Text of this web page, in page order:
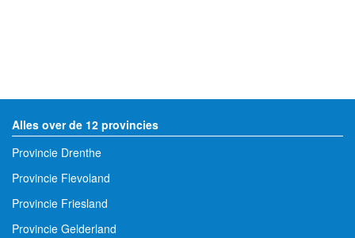
Alles over de 12 provincies
Provincie Drenthe
Provincie Flevoland
Provincie Friesland
Provincie Gelderland